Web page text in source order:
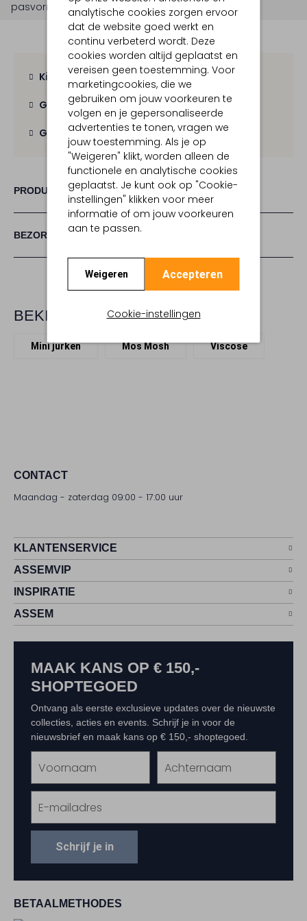
analytische cookies zorgen ervoor
dat de website goed werkt en
continu verbeterd wordt. Deze
cookies worden altijd geplaatst en
vereisen geen toestemming. Voor
marketingcookies, die we
gebruiken om jouw voorkeuren te
volgen en je gepersonaliseerde
advertenties te tonen, vragen we
jouw toestemming. Als je op
"Weigeren" klikt, worden alleen de
functionele en analytische cookies
geplaatst. Je kunt ook op "Cookie-
instellingen" klikken voor meer
informatie of om jouw voorkeuren
aan te passen.
Weigeren Accepteren
Cookie-instellingen
pasvorm is losvallend .
Kies zelf je bezorgmoment
Gratis verzending vanaf € 100,-
Gratis retourbinnen 30 dagen
PRODUCT INFORMATIE
BEZORGEN & RETOURNEREN
BEKIJK MEER
Mini jurken Mos Mosh Viscose
CONTACT
Maandag - zaterdag 09:00 - 17:00 uur
KLANTENSERVICE
ASSEMVIP
INSPIRATIE
ASSEM
BETAALMETHODES
MAAK KANS OP € 150,-
SHOPTEGOED
Ontvang als eerste exclusieve updates over de nieuwste
collecties, acties en events. Schrijf je in voor de
nieuwsbrief en maak kans op € 150,- shoptegoed.
Schrijf je in